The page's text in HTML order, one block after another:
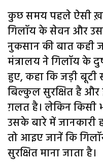
कुछ समय पहले ऐसी
गिलॉय के सेवन और
नुकसान की बात कही
मंत्रालय ने गिलॉय के
हुए, कहा कि जड़ी बूटी
बिल्कुल सुरक्षित है और
ग़लत है। लेकिन
उसके बारे में जानकारी
तो आइए जानें कि
सुरक्षित माना जाता है।